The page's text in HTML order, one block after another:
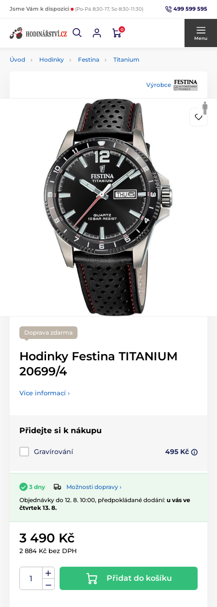
Jsme Vám k dispozici (Po-Pá 8:30-17, So 8:30-11:30) 499 599 595
0
Menu
Úvod Hodinky Festina Titanium
Výrobce
Doprava zdarma
Hodinky Festina TITANIUM
20699/4
Více informací ›
Přidejte si k nákupu
Gravírování 495 Kč
3 dny
Možnosti dopravy ›
Objednávky do 12. 8. 10:00, předpokládané dodání: u vás ve
čtvrtek 13. 8.
3 490 Kč
2 884 Kč bez DPH
Přidat do košíku